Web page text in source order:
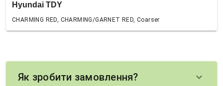
Hyundai TDY
CHARMING RED, CHARMING/GARNET RED, Coarser
Як зробити замовлення? keyboard_arrow_down